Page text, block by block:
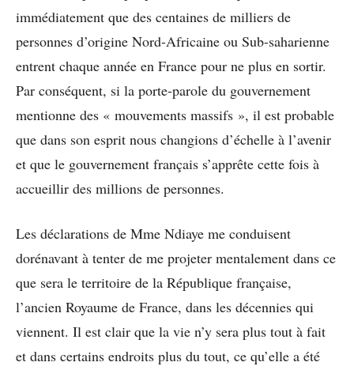
immédiatement que des centaines de milliers de
personnes d’origine Nord-Africaine ou Sub-saharienne
entrent chaque année en France pour ne plus en sortir.
Par conséquent, si la porte-parole du gouvernement
mentionne des « mouvements massifs », il est probable
que dans son esprit nous changions d’échelle à l’avenir
et que le gouvernement français s’apprête cette fois à
accueillir des millions de personnes.
Les déclarations de Mme Ndiaye me conduisent
dorénavant à tenter de me projeter mentalement dans ce
que sera le territoire de la République française,
l’ancien Royaume de France, dans les décennies qui
viennent. Il est clair que la vie n’y sera plus tout à fait
et dans certains endroits plus du tout, ce qu’elle a été